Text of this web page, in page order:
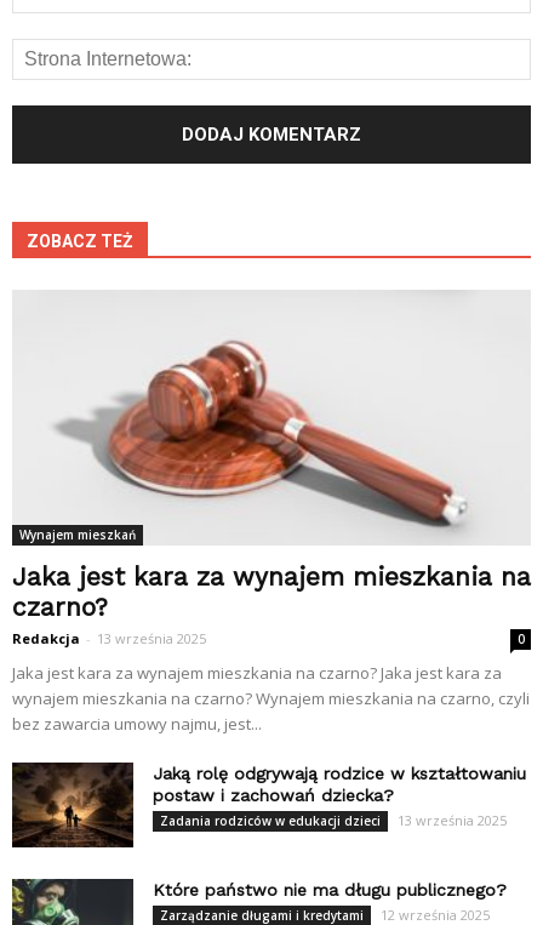
ZOBACZ TEŻ
Wynajem mieszkań
Jaka jest kara za wynajem mieszkania na
czarno?
Redakcja - 13 września 2025 0
Jaka jest kara za wynajem mieszkania na czarno? Jaka jest kara za
wynajem mieszkania na czarno? Wynajem mieszkania na czarno, czyli
bez zawarcia umowy najmu, jest...
Jaką rolę odgrywają rodzice w kształtowaniu
postaw i zachowań dziecka?
Zadania rodziców w edukacji dzieci 13 września 2025
Które państwo nie ma długu publicznego?
Zarządzanie długami i kredytami 12 września 2025